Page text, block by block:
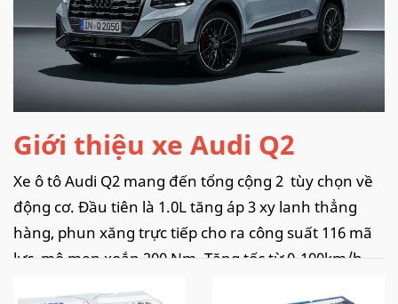
Giới thiệu xe Audi Q2
Xe ô tô Audi Q2 mang đến tổng cộng 2 tùy chọn về
động cơ. Đầu tiên là 1.0L tăng áp 3 xy lanh thẳng
hàng, phun xăng trực tiếp cho ra công suất 116 mã
lực, mô men xoắn 200 Nm. Tăng tốc từ 0-100km/h